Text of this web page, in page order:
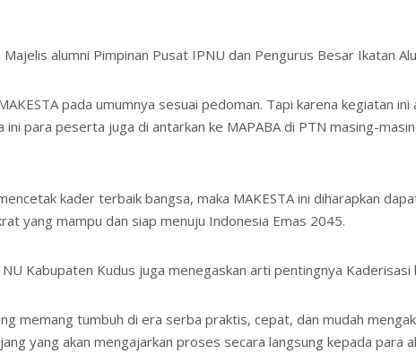
alumni Pimpinan Pusat IPNU dan Pengurus Besar Ikatan
pada umumnya sesuai pedoman. Tapi karena kegiatan
para peserta juga di antarkan ke MAPABA di PTN masing-
kader terbaik bangsa, maka MAKESTA ini diharapkan
yang mampu dan siap menuju Indonesia Emas 2045.
Kabupaten Kudus juga menegaskan arti pentingnya
memang tumbuh di era serba praktis, cepat, dan mudah
yang akan mengajarkan proses secara langsung kepada para